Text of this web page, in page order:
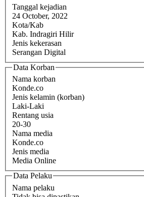
Tanggal kejadian
24 October, 2022
Kota/Kab
Kab. Indragiri Hilir
Jenis kekerasan
Serangan Digital
Data Korban
Nama korban
Konde.co
Jenis kelamin (korban)
Laki-Laki
Rentang usia
20-30
Nama media
Konde.co
Jenis media
Media Online
Data Pelaku
Nama pelaku